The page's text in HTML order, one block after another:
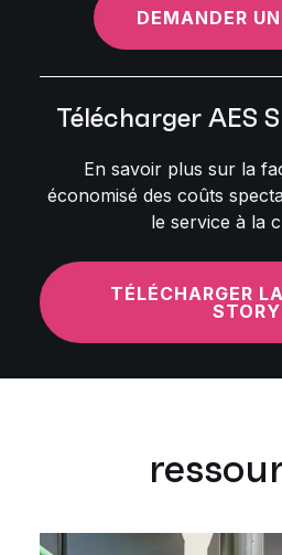
DEMANDER
Télécharger AES
En savoir plus sur la
économisé des coûts
le service à la
TÉLÉCHARGER
STORY